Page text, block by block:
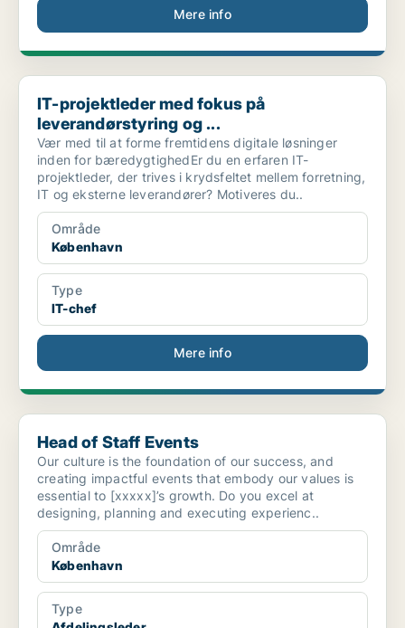
Mere info
IT-projektleder med fokus på leverandørstyring og ...
IT-projektleder med fokus på
leverandørstyring og ...
Vær med til at forme fremtidens digitale løsninger
inden for bæredygtighedEr du en erfaren IT-
projektleder, der trives i krydsfeltet mellem forretning,
IT og eksterne leverandører? Motiveres du..
Område
København
Type
IT-chef
Mere info
Head of Staff Events
Head of Staff Events
Our culture is the foundation of our success, and
creating impactful events that embody our values is
essential to [xxxxx]’s growth. Do you excel at
designing, planning and executing experienc..
Område
København
Type